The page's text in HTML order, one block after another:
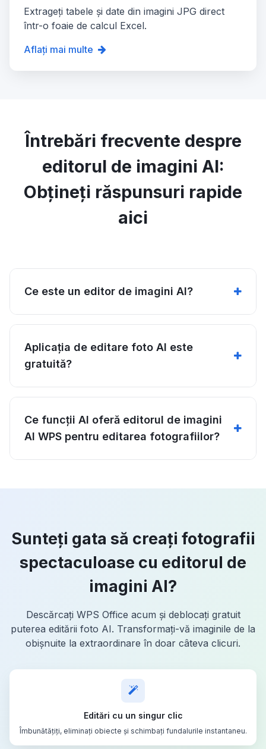
Extrageți tabele și date din imagini JPG direct
într-o foaie de calcul Excel.
Aflați mai multe
Întrebări frecvente despre
editorul de imagini AI:
Obțineți răspunsuri rapide
aici
Ce este un editor de imagini AI?
Aplicația de editare foto AI este
gratuită?
Ce funcții AI oferă editorul de imagini
AI WPS pentru editarea fotografiilor?
Sunteți gata să creați fotografii
spectaculoase cu editorul de
imagini AI?
Descărcați WPS Office acum și deblocați gratuit
puterea editării foto AI. Transformați-vă imaginile de la
obișnuite la extraordinare în doar câteva clicuri.
Editări cu un singur clic
Îmbunătățiți, eliminați obiecte și schimbați fundalurile instantaneu.